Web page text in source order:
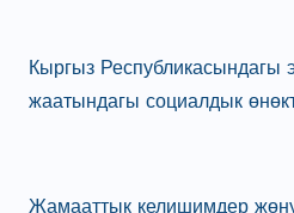
Кыргыз Республикасындагы
жаатындагы социалдык
Жамааттык келишимдер